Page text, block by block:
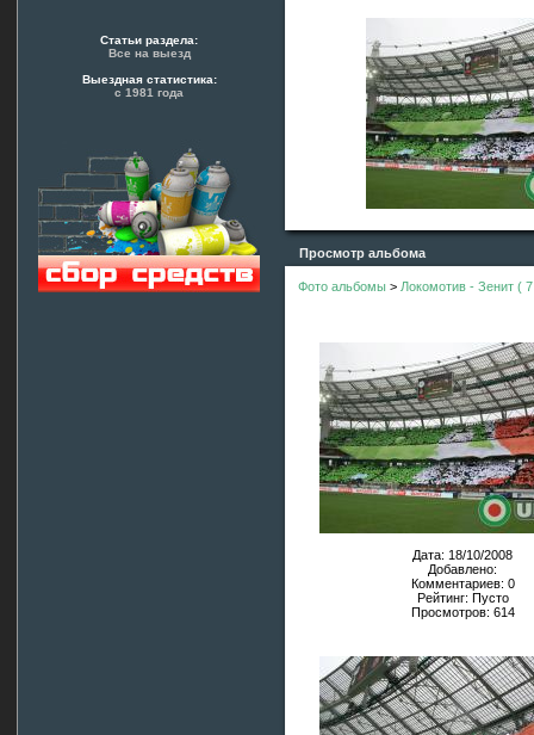
Статьи раздела:
Все на выезд
Выездная статистика:
с 1981 года
Просмотр альбома
Фото альбомы > Локомотив - Зенит (
Дата: 18/10/2008
Добавлено:
Комментариев: 0
Рейтинг: Пусто
Просмотров: 614